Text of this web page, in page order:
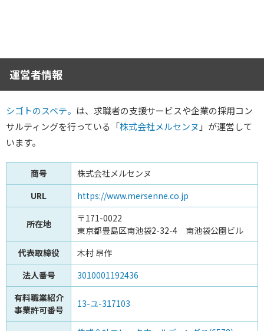
運営者情報
シゴトのスベテ。 は、求職者の支援サービスや企業の採用コン
サルティングを行っている「株式会社メルセンヌ 」が運営して
います。
商号
株式会社メルセンヌ
URL
https://www.mersenne.co.jp
所在地
〒171-0022
東京都豊島区南池袋2-32-4 南池袋公園ビル
代表取締役
木村 昂作
法人番号
3010001192436
有料職業紹介
事業許可番号
13-ユ-317103